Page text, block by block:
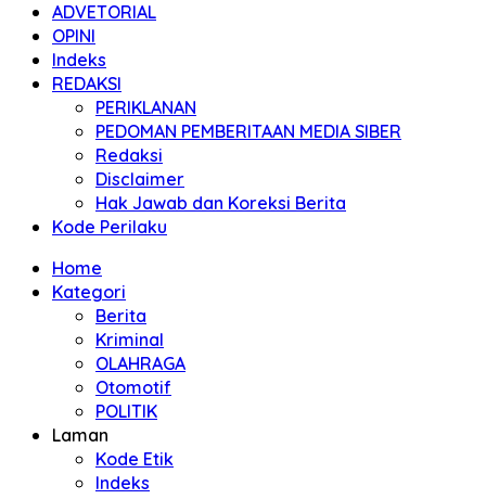
ADVETORIAL
OPINI
Indeks
REDAKSI
PERIKLANAN
PEDOMAN PEMBERITAAN MEDIA SIBER
Redaksi
Disclaimer
Hak Jawab dan Koreksi Berita
Kode Perilaku
Home
Kategori
Berita
Kriminal
OLAHRAGA
Otomotif
POLITIK
Laman
Kode Etik
Indeks